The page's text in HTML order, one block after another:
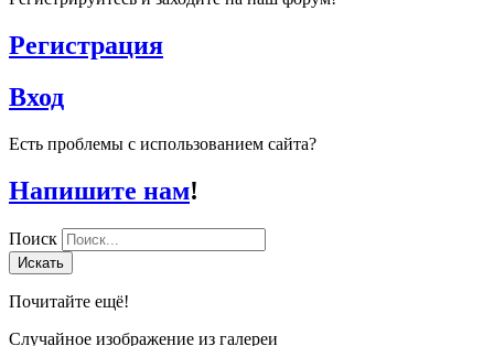
Регистрация
Вход
Есть проблемы с использованием сайта?
Напишите нам!
Поиск
Искать
Почитайте ещё!
Случайное изображение из галереи